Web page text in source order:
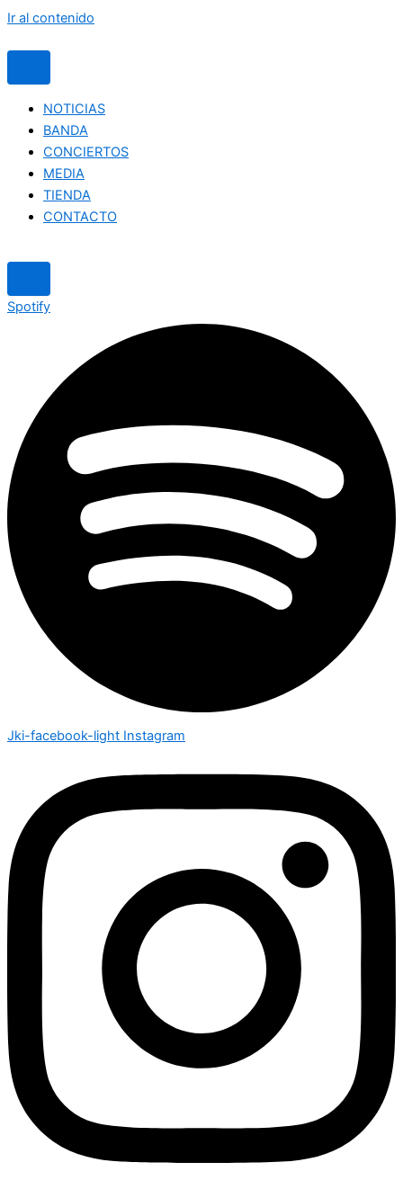
Ir al contenido
NOTICIAS
BANDA
CONCIERTOS
MEDIA
TIENDA
CONTACTO
Spotify
Jki-facebook-light Instagram